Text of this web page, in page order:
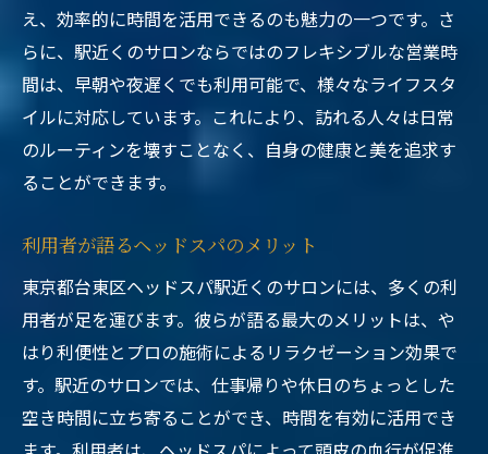
え、効率的に時間を活用できるのも魅力の一つです。さ
らに、駅近くのサロンならではのフレキシブルな営業時
間は、早朝や夜遅くでも利用可能で、様々なライフスタ
イルに対応しています。これにより、訪れる人々は日常
のルーティンを壊すことなく、自身の健康と美を追求す
ることができます。
利用者が語るヘッドスパのメリット
東京都台東区ヘッドスパ駅近くのサロンには、多くの利
用者が足を運びます。彼らが語る最大のメリットは、や
はり利便性とプロの施術によるリラクゼーション効果で
す。駅近のサロンでは、仕事帰りや休日のちょっとした
空き時間に立ち寄ることができ、時間を有効に活用でき